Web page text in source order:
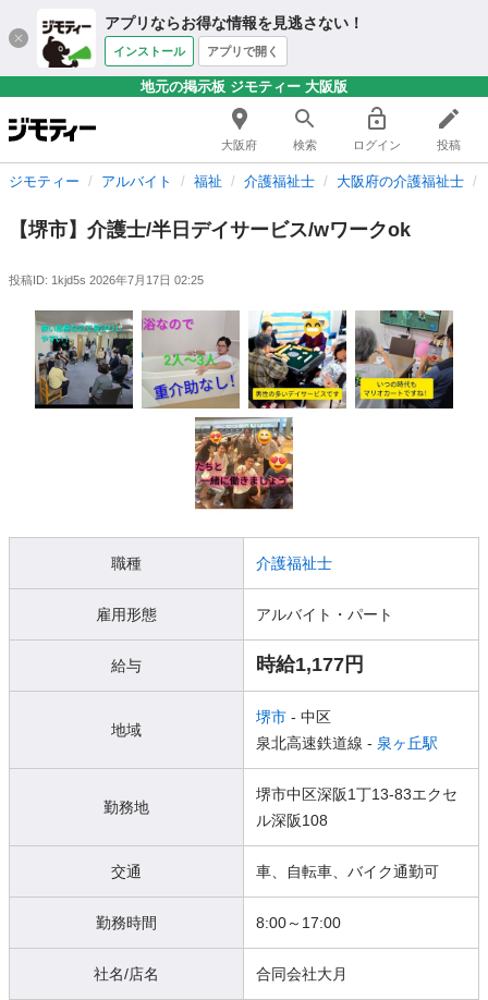
アプリならお得な情報を見逃さない！
インストール アプリで開く
地元の掲示板 ジモティー 大阪版
大阪府 検索 ログイン 投稿
ジモティー アルバイト 福祉 介護福祉士 大阪府の介護福祉士
【堺市】介護士/半日デイサービス/wワークok
投稿ID: 1kjd5s 2026年7月17日 02:25
職種 介護福祉士
雇用形態 アルバイト・パート
給与 時給1,177円
地域
堺市 - 中区
泉北高速鉄道線 - 泉ヶ丘駅
勤務地
堺市中区深阪1丁13-83エクセ
ル深阪108
交通 車、自転車、バイク通勤可
勤務時間 8:00～17:00
社名/店名 合同会社大月